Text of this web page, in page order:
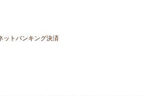
ットバンキング決済